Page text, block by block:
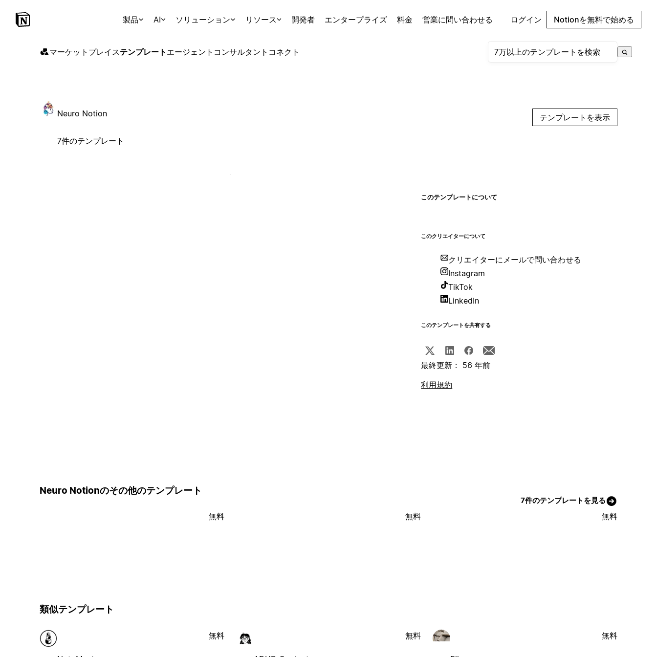
製品 AI ソリューション リソース 開発者 エンタープライズ 料金 営業に問い合わせる ログイン Notionを無料で始める
マーケットプレイステンプレート エージェント コンサルタント コネクト
Neuro Notion
7件のテンプレート
テンプレートを表示
このテンプレートについて
このクリエイターについて
クリエイターにメールで問い合わせる
Instagram
TikTok
LinkedIn
このテンプレートを共有する
最終更新： 56 年前
利用規約
Neuro Notionのその他のテンプレート
7件のテンプレートを見る
無料 無料 無料
類似テンプレート
無料 無料 無料